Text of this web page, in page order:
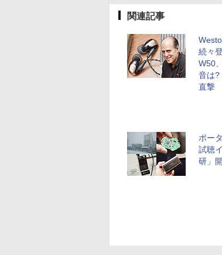
関連記事
続々
W50
音は?
直撃
ポー
試聴
研」